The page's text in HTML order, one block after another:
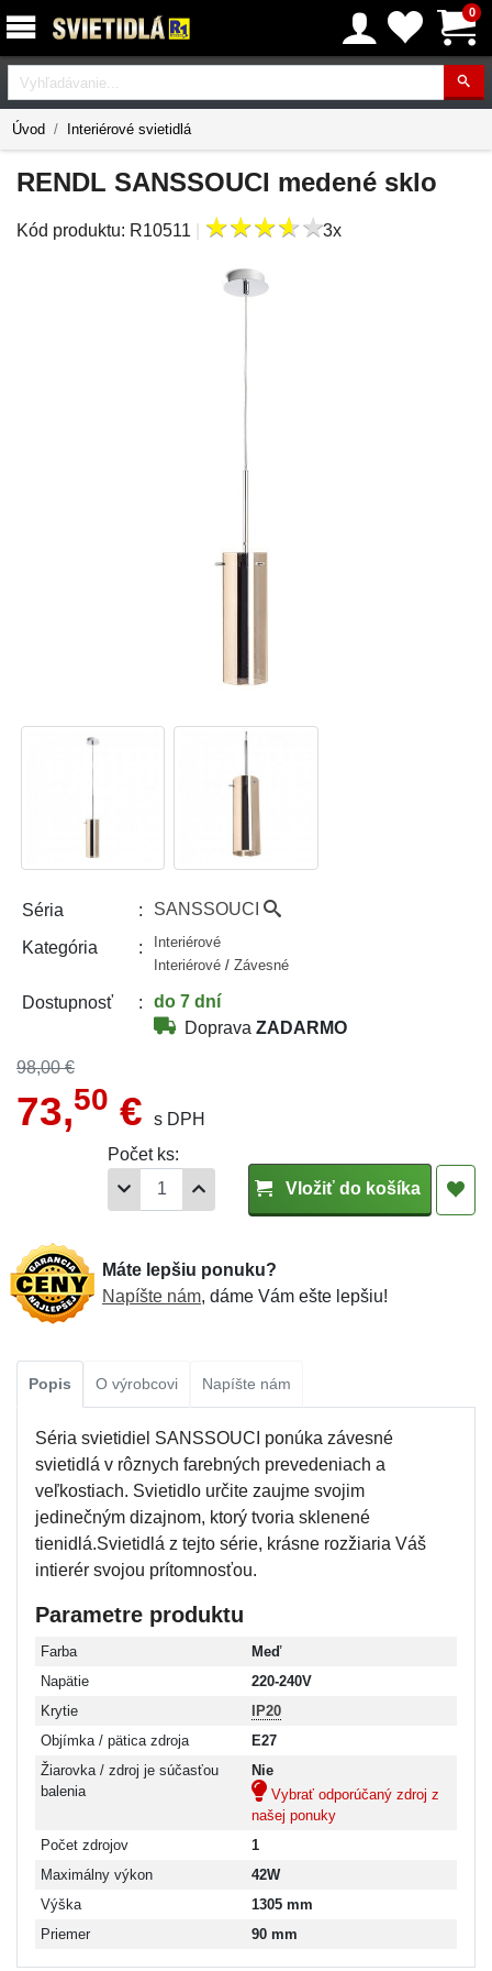
0
Vyhľadávanie
Úvod Interiérové svietidlá
RENDL SANSSOUCI medené sklo
Kód produktu: R10511 ★★★★★
★★★★★3x
Séria SANSSOUCI
Kategória
Interiérové
Interiérové / Závesné
Dostupnosť
do 7 dní
Doprava ZADARMO
98,00 €
73,50 €
s DPH
Počet ks:
Vložiť do košíka
Máte lepšiu ponuku?
Napíšte nám, dáme Vám ešte lepšiu!
Popis O výrobcovi Napíšte nám
Séria svietidiel SANSSOUCI ponúka závesné
svietidlá v rôznych farebných prevedeniach a
veľkostiach. Svietidlo určite zaujme svojim
jedinečným dizajnom, ktorý tvoria sklenené
tienidlá.Svietidlá z tejto série, krásne rozžiaria Váš
intierér svojou prítomnosťou.
Parametre produktu
Farba
Meď
Napätie
220-240V
Krytie
IP20
Objímka / pätica zdroja
E27
Žiarovka / zdroj je súčasťou
balenia
Nie
Vybrať odporúčaný zdroj z
našej ponuky
Počet zdrojov
1
Maximálny výkon
42W
Výška
1305 mm
Priemer
90 mm